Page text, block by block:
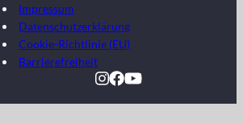
Impressum
Datenschutzerklärung
Cookie-Richtlinie (EU)
Barrierefreiheit